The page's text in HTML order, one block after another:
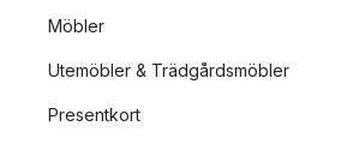
Möbler
Utemöbler & Trädgårdsmöbler
Presentkort